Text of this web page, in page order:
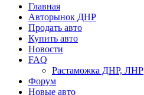
Главная
Авторынок ДНР
Продать авто
Купить авто
Новости
FAQ
Растаможка ДНР, ЛНР
Форум
Новые авто